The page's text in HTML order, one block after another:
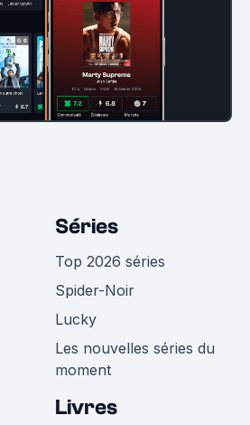
Séries
Top 2026 séries
Spider-Noir
Lucky
Les nouvelles séries du
moment
Livres